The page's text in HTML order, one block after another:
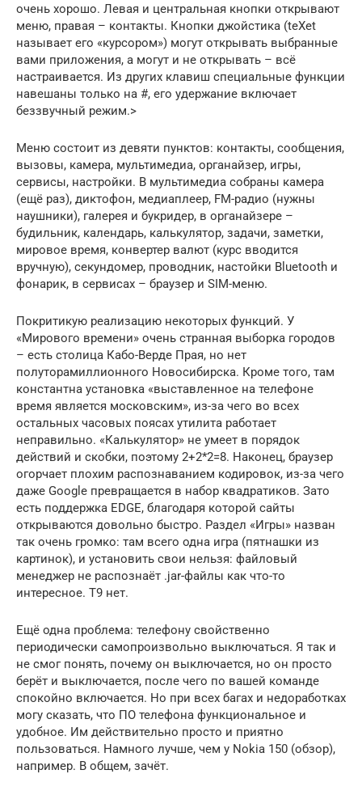
очень хорошо. Левая и центральная кнопки открывают
меню, правая – контакты. Кнопки джойстика (teXet
называет его «курсором») могут открывать выбранные
вами приложения, а могут и не открывать – всё
настраивается. Из других клавиш специальные функции
навешаны только на #, его удержание включает
беззвучный режим.>
Меню состоит из девяти пунктов: контакты, сообщения,
вызовы, камера, мультимедиа, органайзер, игры,
сервисы, настройки. В мультимедиа собраны камера
(ещё раз), диктофон, медиаплеер, FM-радио (нужны
наушники), галерея и букридер, в органайзере –
будильник, календарь, калькулятор, задачи, заметки,
мировое время, конвертер валют (курс вводится
вручную), секундомер, проводник, настойки Bluetooth и
фонарик, в сервисах – браузер и SIM-меню.
Покритикую реализацию некоторых функций. У
«Мирового времени» очень странная выборка городов
– есть столица Кабо-Верде Прая, но нет
полуторамиллионного Новосибирска. Кроме того, там
константна установка «выставленное на телефоне
время является московским», из-за чего во всех
остальных часовых поясах утилита работает
неправильно. «Калькулятор» не умеет в порядок
действий и скобки, поэтому 2+2*2=8. Наконец, браузер
огорчает плохим распознаванием кодировок, из-за чего
даже Google превращается в набор квадратиков. Зато
есть поддержка EDGE, благодаря которой сайты
открываются довольно быстро. Раздел «Игры» назван
так очень громко: там всего одна игра (пятнашки из
картинок), и установить свои нельзя: файловый
менеджер не распознаёт .jar-файлы как что-то
интересное. T9 нет.
Ещё одна проблема: телефону свойственно
периодически самопроизвольно выключаться. Я так и
не смог понять, почему он выключается, но он просто
берёт и выключается, после чего по вашей команде
спокойно включается. Но при всех багах и недоработках
могу сказать, что ПО телефона функциональное и
удобное. Им действительно просто и приятно
пользоваться. Намного лучше, чем у Nokia 150 (обзор),
например. В общем, зачёт.